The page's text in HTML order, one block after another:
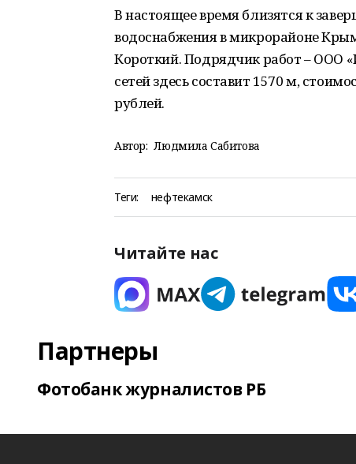
В настоящее время близятся к
водоснабжения в микрорайоне
Короткий. Подрядчик работ – ООО
сетей здесь составит 1570 м,
рублей.
Автор: Людмила Сабитова
Теги: нефтекамск
Читайте нас
Партнеры
Фотобанк журналистов РБ